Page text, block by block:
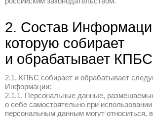
Вы ознакомились с
в полном объеме до начала
Политика может быть
уведомления Вас об этом
компенсации, в связи с
вступает в силу с момента
иное не предусмотрено
1.3. Если Вы не согласны с
не начинайте или